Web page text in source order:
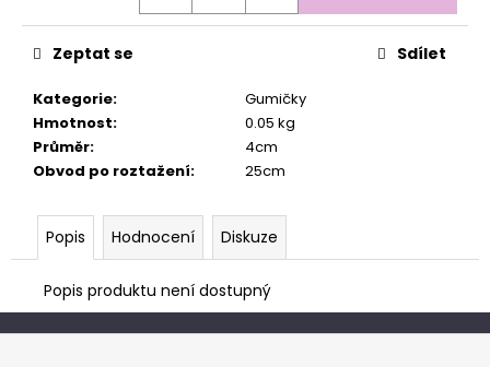
cena:
Kategorie:
Gumičky
Hmotnost:
0.05 kg
Průměr:
4cm
Obvod po roztažení: 25cm
Zeptat se Sdílet
Popis Hodnocení Diskuze
Popis produktu není dostupný
e
m
Z